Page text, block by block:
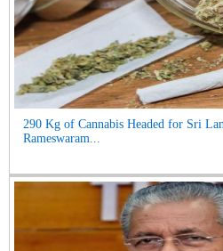
290 Kg of Cannabis Headed for Sri
Rameswaram...